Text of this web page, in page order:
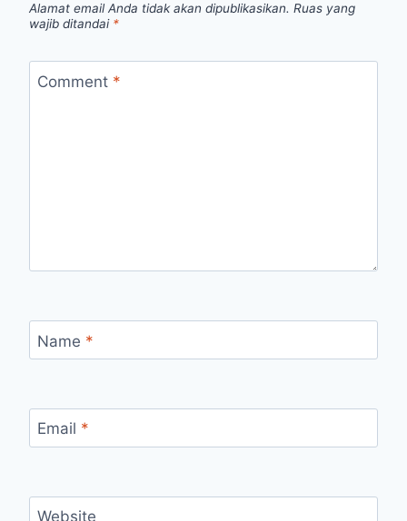
Alamat email Anda tidak akan dipublikasikan. Ruas yang
wajib ditandai *
Comment *
Name *
Email *
Website